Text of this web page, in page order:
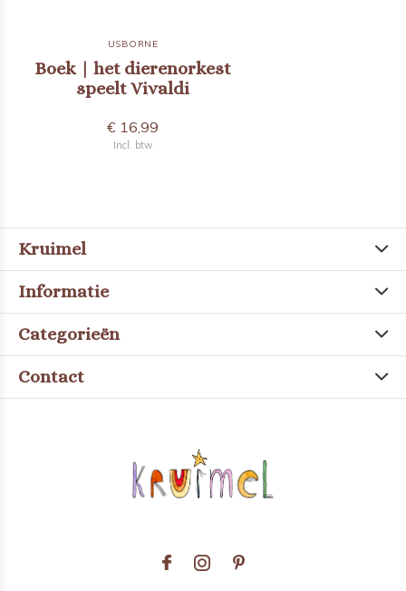
USBORNE
Boek | het dierenorkest
speelt Vivaldi
€ 16,99
Incl. btw
Kruimel
Informatie
Categorieën
Contact